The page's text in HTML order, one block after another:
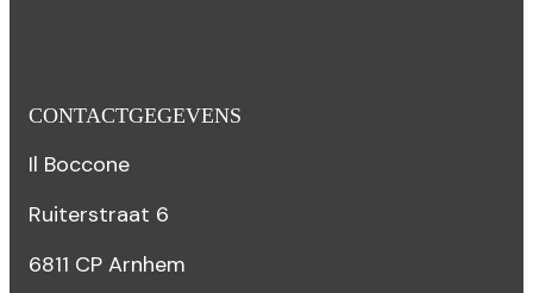
CONTACTGEGEVENS
Il Boccone
Ruiterstraat 6
6811 CP Arnhem